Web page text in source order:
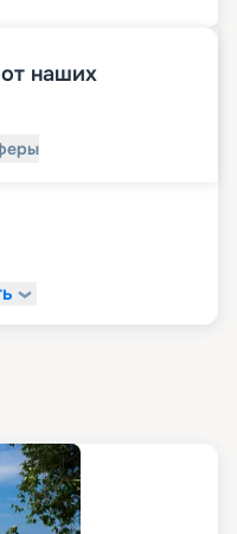
наших